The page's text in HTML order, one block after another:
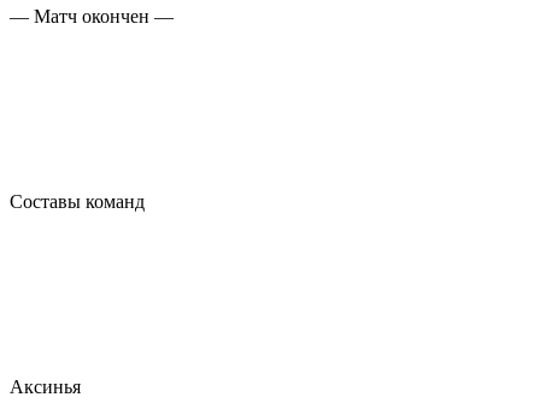
— Матч окончен —
Составы команд
Аксинья